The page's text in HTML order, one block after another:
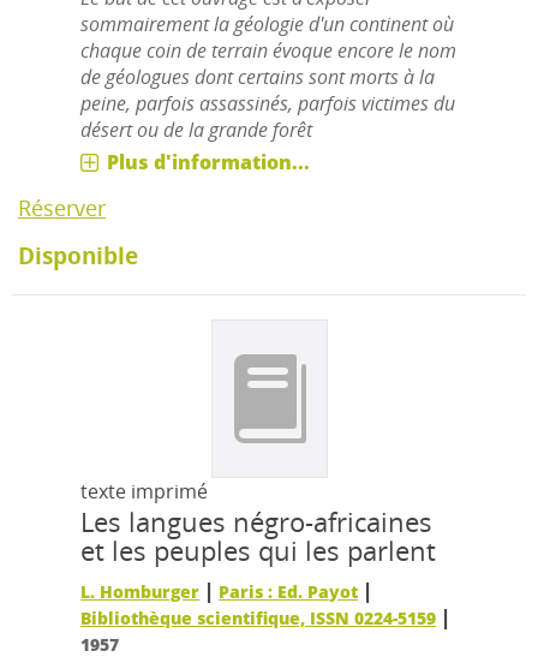
sommairement la géologie d'un continent où
chaque coin de terrain évoque encore le nom
de géologues dont certains sont morts à la
peine, parfois assassinés, parfois victimes du
désert ou de la grande forêt
Plus d'information...
Réserver
Disponible
texte imprimé
Les langues négro-africaines
et les peuples qui les parlent
L. Homburger | Paris : Ed. Payot |
Bibliothèque scientifique, ISSN 0224-5159 |
1957